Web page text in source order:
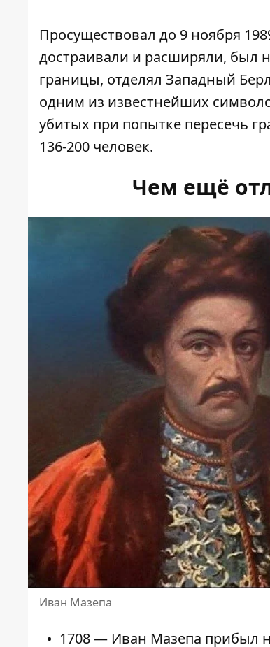
Просуществовал до 9 ноября
достраивали и расширяли, был
границы, отделял Западный
одним из известнейших
убитых при попытке пересечь
136-200 человек.
Чем ещё
Иван Мазепа
1708 — Иван Мазепа прибыл